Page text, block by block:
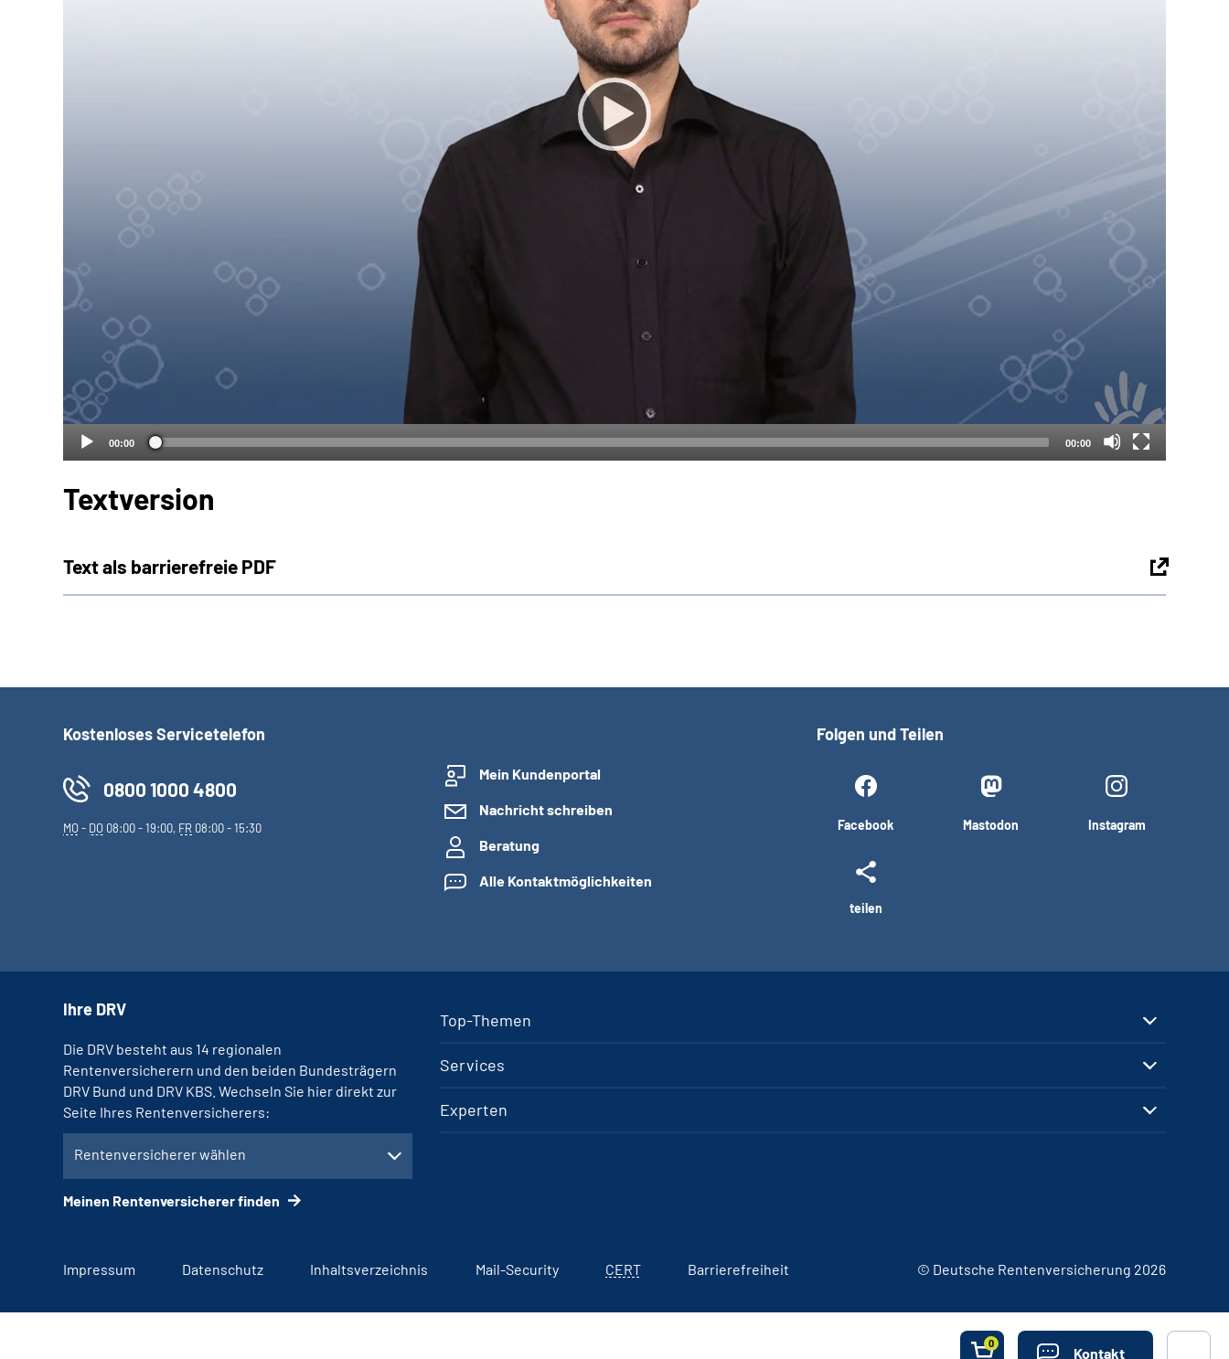
00:00 00:00
Textversion
Text als barrierefreie PDF
0
Kontakt
Kostenloses Servicetelefon
0800 1000 4800
MO- DO 08:00 - 19:00, FR 08:00 - 15:30
Mein Kundenportal
Nachricht schreiben
Beratung
Alle Kontaktmöglichkeiten
Folgen und Teilen
Facebook Mastodon Instagram
teilen
Top-Themen
Services
Experten
Ihre DRV
Die DRV besteht aus 14 regionalen
Rentenversicherern und den beiden Bundesträgern
DRV Bund und DRV KBS. Wechseln Sie hier direkt zur
Seite Ihres Rentenversicherers:
Rentenversicherer wählen
Meinen Rentenversicherer finden
Impressum Datenschutz Inhaltsverzeichnis Mail-Security CERT Barrierefreiheit © Deutsche Rentenversicherung 2026